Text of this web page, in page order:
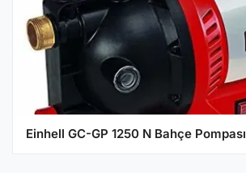
Einhell GC-GP 1250 N Bahçe Pompası